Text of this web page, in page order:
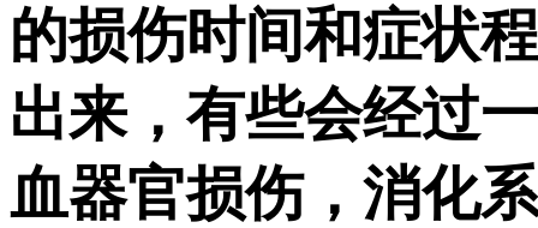
的损伤时间和症状
出来，有些会经过
血器官损伤，消化